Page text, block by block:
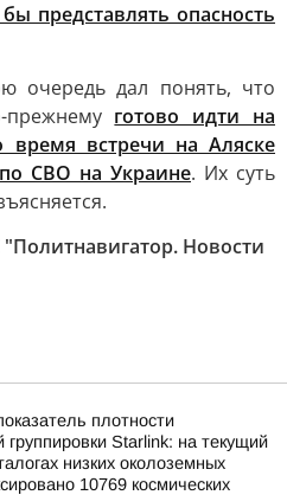
представлять опасность
очередь дал понять, что
прежнему готово идти на
встречи на Аляске
СВО на Украине. Их суть
Новости
плотности
группировки Starlink: на текущий
низких околоземных
10769 космических